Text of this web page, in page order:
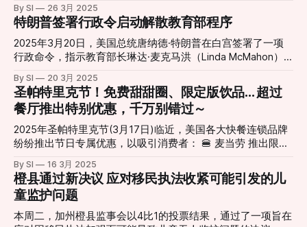
示：“我们可能永远无法知道这是否是有意为之或纯属意外。”
据悉，死者并非该住宅的居民，而是与另一名少年一起到访朋
友家。事发时是否有人在场仍在调查中。警方强调，这起事件
并非由于玩游戏引发，但具体原因仍需进一步查明。 涉事男
子被捕 尔湾警方在周五宣布逮捕了56岁的Douglas Yeager，
他因涉嫌“枪支存储不当”和“危害儿童安全”被拘留。调查显
示，该住宅内原本就存有枪支，警方正在对事发当晚在场的其
他青少年及至少一名成年人进行问询。 学校与社区反应 死者
缩小成就差距方面取得显著成效的学校。 卓越表现与成就差
距缩小的双重认可 加州卓越学校奖分为两个类别：“学生卓越
表现”和“缩小成就差距”。前者表彰整体学术成绩优秀的学校，
后者则奖励在帮助历史上面临教育障碍的学生群体取得进步方
这一成就反映了教育者、工作人员、学生和家庭之间的紧密合
作，共同打造了支持性和高绩效的校园社区。 严格评选标准
要获得这一荣誉，学校需在过去两学年中至少完成95%的学生
测试，并在英语语言艺术、数学、出勤率和停学率等领域达到
高标准。此次评选基于最新发布的加州学校仪表盘（California
School Dashboard）数据，显示了各校在学生成绩和积极校
园氛围建设方面的努力。 橙县获奖学校名单 此次橙县获奖的
小学涵盖多个学区，包括安纳海姆学区（Anaheim Elementary
School District）、卡皮斯特拉诺联
By SI 26 3月 2025
特朗普签署行政令启动解散教育部程序
2025年3月20日，美国总统唐纳德·特朗普在白宫签署了一项
行政命令，指示教育部长琳达·麦克马洪（Linda McMahon）
还给各州和地方政府，兑现了他在竞选期间的承诺。 在签署
仪式上，特朗普批评了现行的联邦教育体系，称其“浪费资
源”，并表示教育部自1979年成立以来耗费了大量资金，但学
生成绩并未显著提升。 他强调，将教育权力下放给各州将有
助于提高教育质量，减少官僚主义，提高效率。 根据行政命
闭，同时确保学生贷款、佩尔助学金（Pell Grant）和第一类
计划（Title I）等关键服务的持续性。 这些职能预计将被重新
分配到其他联邦机构。 对加州的影响 加利福尼亚州每年从教
育部获得约15亿美元的特殊教育资金和近33亿美元的《每个
学生成功法案》（ESSA）资金。 此外，加州的学校还依赖于
By SI 20 3月 2025
圣帕特里克节！免费甜甜圈、限定版饮品... 超过
餐厅推出特别优惠，千万别错过～
2025年圣帕特里克节(3月17日)临近，美国各大快餐连锁品牌
纷纷推出节日专属优惠，以吸引消费者： 🍔 麦当劳 推出限时
入薄荷口味糖浆制成的嫩绿色奶昔，深受消费者喜爱。同时还
推出了限定版OREO Shamrock McFlurry口味。 🍔 汉堡王 任
意消费满$1的客户可以获得免费洋葱圈。 🍔 Applebee's 圣帕
特里克节特别限定鸡尾酒Tipsy Leprechaun，并以优惠价$6
By SI 16 3月 2025
橙县通过新决议 应对移民执法收紧可能引发的儿
童监护问题
本周二，加州橙县监事会以4比1的投票结果，通过了一项旨在